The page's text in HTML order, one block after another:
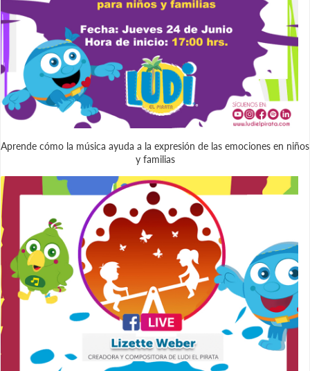
Aprende cómo la música ayuda a la expresión de las emociones en niños
y familias